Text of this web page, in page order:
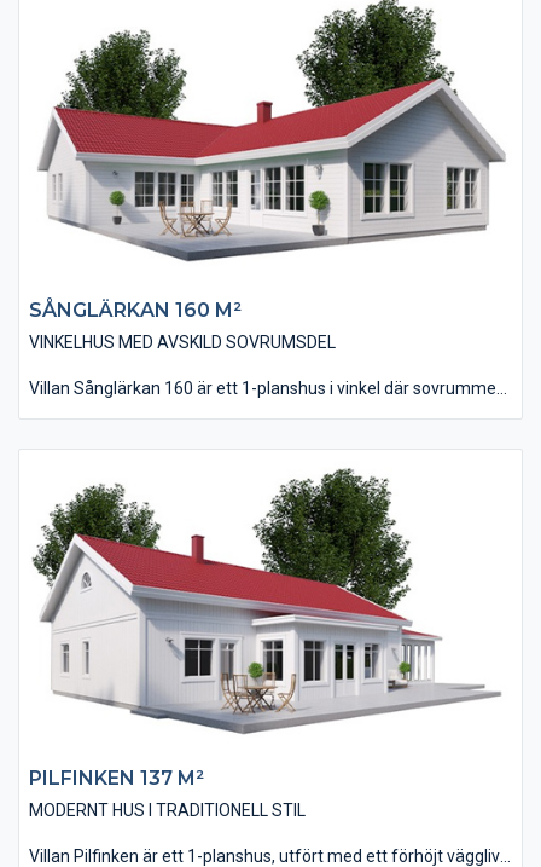
barnens ligger i anslutning till husets allrum. Vardagsrum, kök
och matplats har utförts med ett ryggåstak vilket bidrar till en
härlig rymdkänsla.
SÅNGLÄRKAN 160 M²​
VINKELHUS MED AVSKILD SOVRUMSDEL
Villan Sånglärkan 160 är ett 1-planshus i vinkel där sovrummen
Huset är på 160 kvm i boyta och innehåller fyra stycken sovrum
som alla ligger intill allrummet. Vardagsrum, kök och matplats
ligger tillsammans i en modern öppenhet där man får en trevlig
rymdkänsla tack vare ryggåstaket i denna del. Lägg även märke
till de rymliga klädkammare som finns till förvaring.
PILFINKEN 137 M²
MODERNT HUS I TRADITIONELL STIL
Villan Pilfinken är ett 1-planshus, utfört med ett förhöjt väggliv